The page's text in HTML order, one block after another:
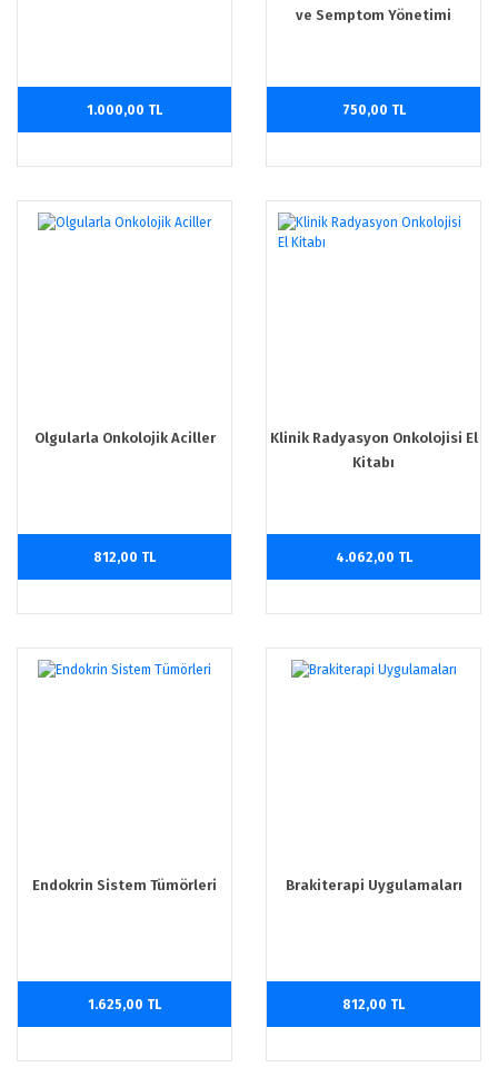
1.000,00 TL
ve Semptom Yönetimi
750,00 TL
Olgularla Onkolojik Aciller
812,00 TL
Klinik Radyasyon Onkolojisi El
Kitabı
4.062,00 TL
Endokrin Sistem Tümörleri
1.625,00 TL
Brakiterapi Uygulamaları
812,00 TL